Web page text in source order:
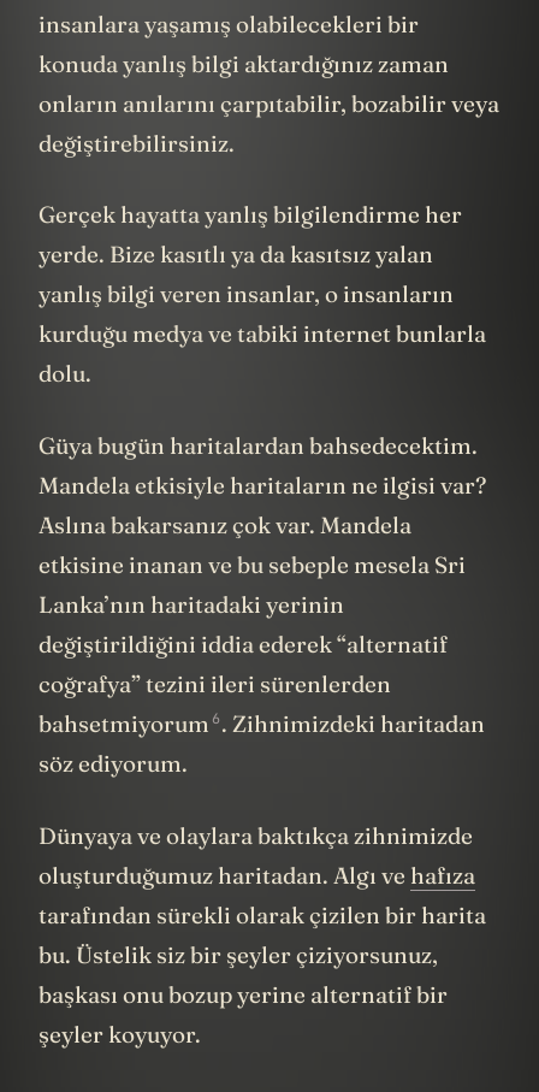
insanlara yaşamış olabilecekleri bir
konuda yanlış bilgi aktardığınız zaman
onların anılarını çarpıtabilir, bozabilir veya
değiştirebilirsiniz.
Gerçek hayatta yanlış bilgilendirme her
yerde. Bize kasıtlı ya da kasıtsız yalan
yanlış bilgi veren insanlar, o insanların
kurduğu medya ve tabiki internet bunlarla
dolu.
Güya bugün haritalardan bahsedecektim.
Mandela etkisiyle haritaların ne ilgisi var?
Aslına bakarsanız çok var. Mandela
etkisine inanan ve bu sebeple mesela Sri
Lanka’nın haritadaki yerinin
değiştirildiğini iddia ederek “alternatif
coğrafya” tezini ileri sürenlerden
bahsetmiyorum 6. Zihnimizdeki haritadan
söz ediyorum.
Dünyaya ve olaylara baktıkça zihnimizde
oluşturduğumuz haritadan. Algı ve hafıza
tarafından sürekli olarak çizilen bir harita
bu. Üstelik siz bir şeyler çiziyorsunuz,
başkası onu bozup yerine alternatif bir
şeyler koyuyor.